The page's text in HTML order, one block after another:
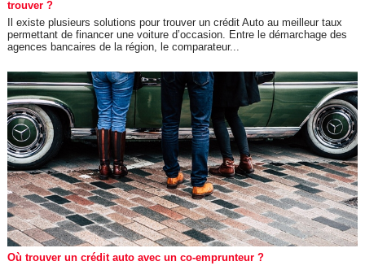
trouver ?
Il existe plusieurs solutions pour trouver un crédit Auto au meilleur taux
permettant de financer une voiture d’occasion. Entre le démarchage des
agences bancaires de la région, le comparateur...
Où trouver un crédit auto avec un co-emprunteur ?